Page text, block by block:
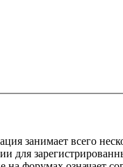
занимает всего